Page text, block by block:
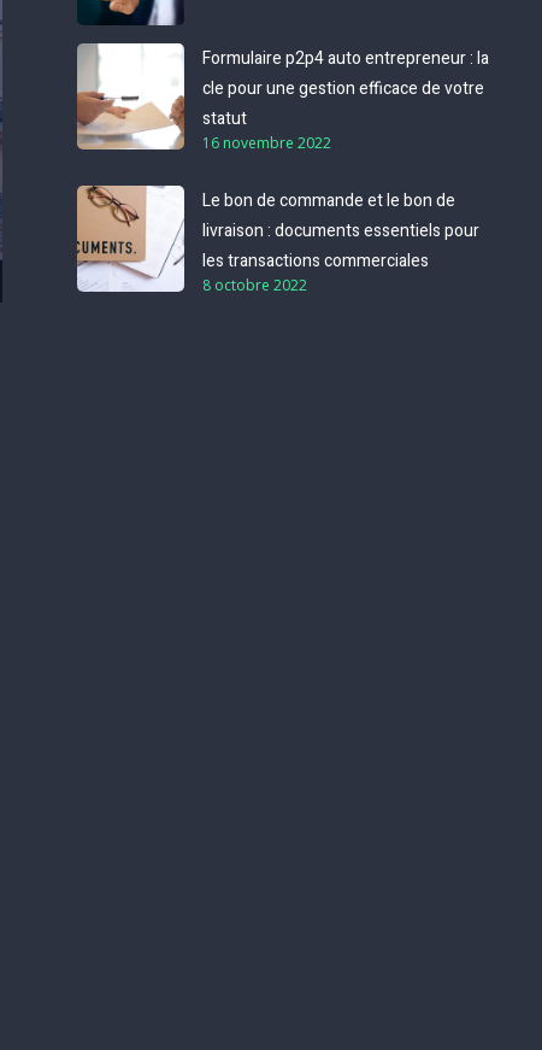
Formulaire p2p4 auto entrepreneur : la
cle pour une gestion efficace de votre
statut
16 novembre 2022
Le bon de commande et le bon de
livraison : documents essentiels pour
les transactions commerciales
8 octobre 2022